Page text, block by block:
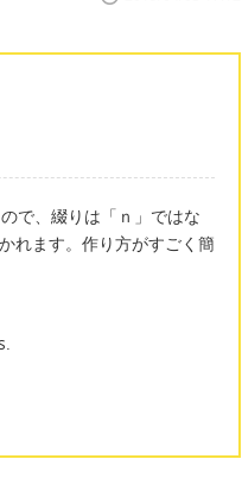
で、綴りは「ｎ」ではな
れます。作り方がすごく簡